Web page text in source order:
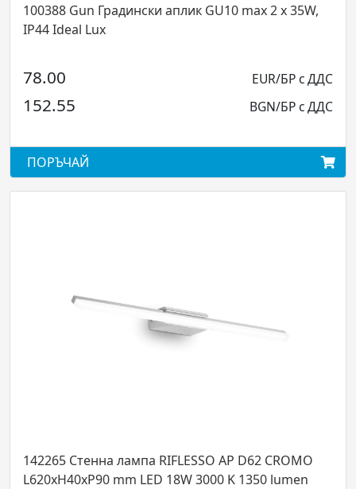
Gun Градински аплик GU10 max 2 x 35W,
Ideal Lux
EUR/БР с ДДС
BGN/БР с ДДС
Стенна лампа RIFLESSO AP D62 CROMO
mm LED 18W 3000 K 1350 lumen